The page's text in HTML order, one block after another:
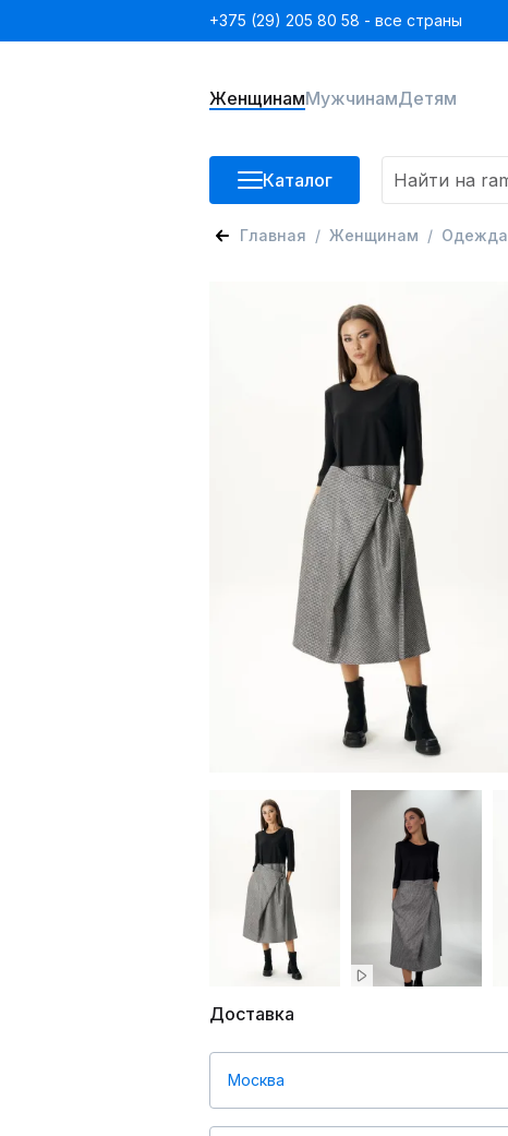
+375 (29) 205 80 58 - все страны
ЖенщинамМужчинамДетям
Каталог
Главная Женщинам Одежда
Доставка
Москва